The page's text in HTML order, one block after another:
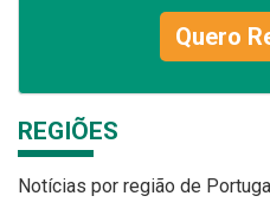
Quero
REGIÕES
Notícias por região de